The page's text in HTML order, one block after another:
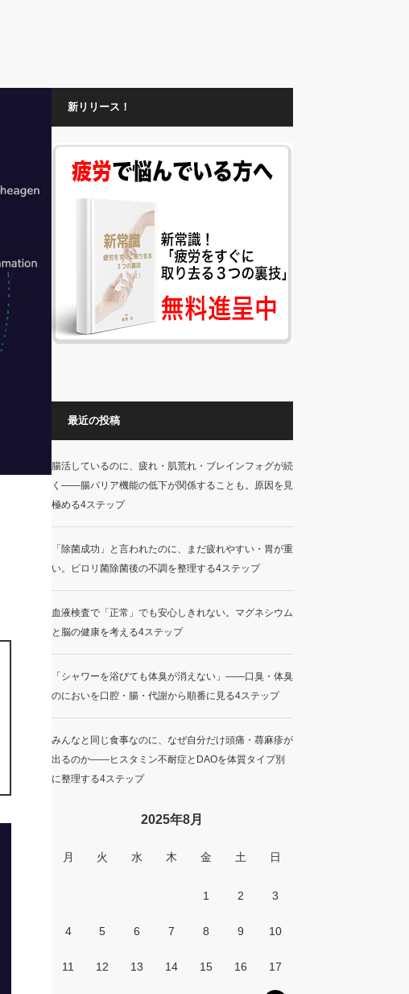
新リリース！
最近の投稿
腸活しているのに、疲れ・肌荒れ・ブレインフォグが続
く——腸バリア機能の低下が関係することも。原因を見
極める4ステップ
「除菌成功」と言われたのに、まだ疲れやすい・胃が重
い。ピロリ菌除菌後の不調を整理する4ステップ
血液検査で「正常」でも安心しきれない。マグネシウム
と脳の健康を考える4ステップ
「シャワーを浴びても体臭が消えない」——口臭・体臭
のにおいを口腔・腸・代謝から順番に見る4ステップ
みんなと同じ食事なのに、なぜ自分だけ頭痛・蕁麻疹が
出るのか——ヒスタミン不耐症とDAOを体質タイプ別
に整理する4ステップ
2025年8月
月 火 水 木 金 土 日
1 2 3
4 5 6 7 8 9 10
11 12 13 14 15 16 17